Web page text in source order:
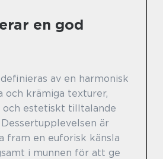
en god
av en harmonisk
och krämiga texturer,
och estetiskt tilltalande
är
fram en euforisk känsla
i munnen för att ge